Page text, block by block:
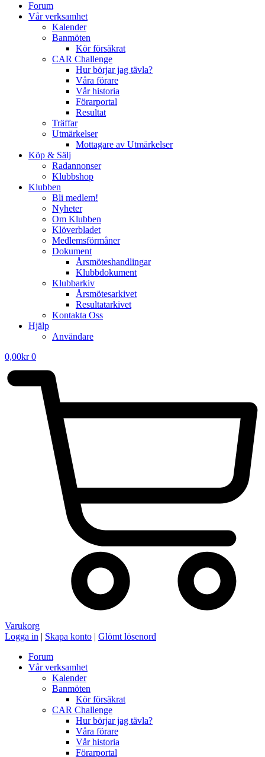
Forum
Vår verksamhet
Kalender
Banmöten
Kör försäkrat
CAR Challenge
Hur börjar jag tävla?
Våra förare
Vår historia
Förarportal
Resultat
Träffar
Utmärkelser
Mottagare av Utmärkelser
Köp & Sälj
Radannonser
Klubbshop
Klubben
Bli medlem!
Nyheter
Om Klubben
Klöverbladet
Medlemsförmåner
Dokument
Årsmöteshandlingar
Klubbdokument
Klubbarkiv
Årsmötesarkivet
Resultatarkivet
Kontakta Oss
Hjälp
Användare
0,00kr 0
Varukorg
Logga in | Skapa konto | Glömt lösenord
Forum
Vår verksamhet
Kalender
Banmöten
Kör försäkrat
CAR Challenge
Hur börjar jag tävla?
Våra förare
Vår historia
Förarportal